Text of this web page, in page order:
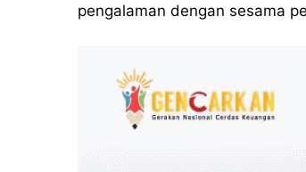
pengalaman dengan sesama